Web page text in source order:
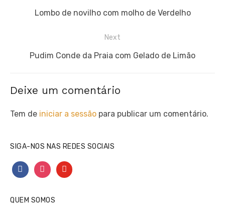
Previous
Lombo de novilho com molho de Verdelho
Next
Next
Pudim Conde da Praia com Gelado de Limão
Deixe um comentário
Tem de iniciar a sessão para publicar um comentário.
SIGA-NOS NAS REDES SOCIAIS
facebookinstagramyoutube
QUEM SOMOS